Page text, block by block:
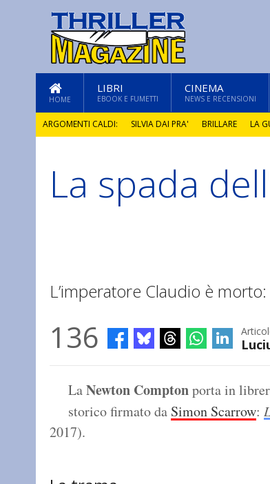
HOME
LIBRI
EBOOK E FUMETTI
CINEMA
NEWS E RECENSIONI
ARGOMENTI CALDI: SILVIA DAI PRA' BRILLARE LA
La spada
L’imperatore Claudio è
136
LaNewton Comptonporta in
storico firmato da Simon Scarrow:
2017).